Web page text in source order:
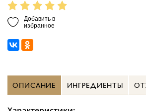
Добавить в
избранное
ОПИСАНИЕ ИНГРЕДИЕНТЫ